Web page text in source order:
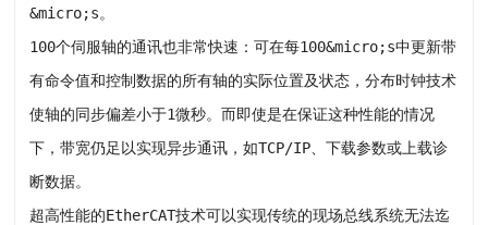
&micro;s。
100个伺服轴的通讯也非常快速：可在每100&micro;s中更新带
有命令值和控制数据的所有轴的实际位置及状态，分布时钟技术
使轴的同步偏差小于1微秒。而即使是在保证这种性能的情况
下，带宽仍足以实现异步通讯，如TCP/IP、下载参数或上载诊
断数据。
超高性能的EtherCAT技术可以实现传统的现场总线系统无法迄